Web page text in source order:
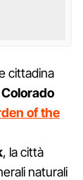
cittadina
Colorado
of the
, la città
naturali